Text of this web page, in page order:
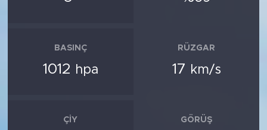
BASINÇ
1012 hpa
RÜZGAR
17 km/s
ÇIY GÖRÜŞ